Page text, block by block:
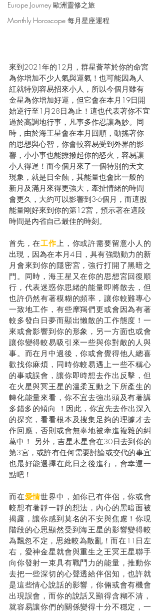
Europe Journey 歐洲靈修之旅
Monthly Horoscope 每月星座運程
來到2021年的12月，群星薈萃於你的命宮
為你增加不少人氣與運氣！也可能因為人
紅就特別容易招來小人，所以今個月雖有
金星為你增加好運，但它會在本月19日開
始逆行至1月28日為止！這也代表著你不宜
過於高調地行事，凡事多作忍讓為妙。同
時，由於海王星會在本月回順，動搖著你
的思想與心智，你會較容易受到外界的影
響，小小事也能撩撥起你的怒火，容易讓
小人得逞！而今個月來了一個特別的天文
現象，就是日全蝕，其能量也會比一般的
新月及滿月來得更強大，牽扯情緒的時間
會更久，大約可以影響到3-6個月，而這股
能量剛好來到你的第12宮，預示著在這段
時間是內省自己最佳的時刻。
首先，在工作上，你或許需要留意小人的
出現，因為在本月4日，具有強勁動力的新
月會來到你的隱密宮，強行打開了黑暗之
門。同時，海王星又在你的思想宮回復順
行，代表迷惑你思緒的能量即將散去，但
也許仍然有著模糊的頻率，讓你較難專心
一致地工作，有些摩羯們更或會因為有著
較多發白日夢而顯出懶散的工作態度！一
來或會影響到你的形象，另一方面也或會
讓你變得較易吸引來一些與你對敵的人與
事。而在月中過後，你或會覺得他人總喜
歡找你麻煩，同時你較易遇上一些不稱心
的事或誤會，讓你即時想去作出反擊，但
在火星與冥王星的溫柔互動之下所產生的
轉化能量來看，你不宜去強出頭及有著講
多錯多的傾向 ！因此，你宜先去作出深入
的探究，看看根本及搜集足夠的理據才去
作回應，否則或會無辜地被牽進複雜的糾
葛中！ 另外，吉星木星會在30日去到你的
第3宮，或許有任何需要討論或交代的事宜
也最好能選擇在此日之後進行，會幸運一
點吧！
而在愛情世界中，如你已有伴侶，你或會
較想有著靜一靜的想法，內心的黑暗面被
揭露，讓你感到莫名的不安與焦慮！你現
階段的心思顯然受到海王星的影響變得較
為飄忽不定，思維較為散亂！而在11日左
右，愛神金星就會與重生之王冥王星聯手
向你發射一束具有戰鬥力的能量，推動你
去把一些深切的心聲透給伴侶知，也許就
是這些情心說話的影響，你倆或會有機會
出現誤會，而你的說話又顯得含糊不清，
就容易讓你們的關係變得十分不穩定，一